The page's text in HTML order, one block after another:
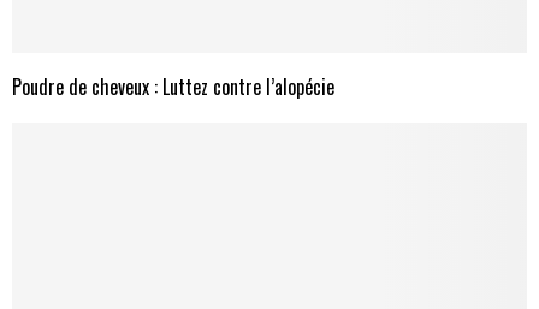
Poudre de cheveux : Luttez contre l’alopécie